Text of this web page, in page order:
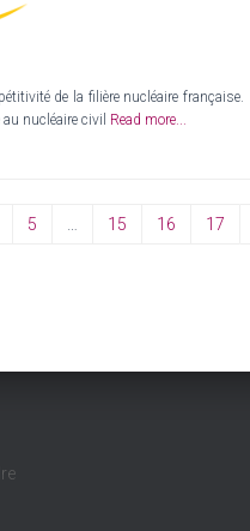
de la filière nucléaire française.
nucléaire civil Read more...
5 15 16 17